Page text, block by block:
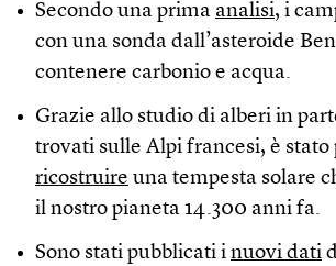
Secondo una prima analisi, i
con una sonda dall’asteroide
contenere carbonio e acqua.
Grazie allo studio di alberi in
trovati sulle Alpi francesi, è stato
ricostruire una tempesta solare
il nostro pianeta 14.300 anni fa.
Sono stati pubblicati i nuovi dati